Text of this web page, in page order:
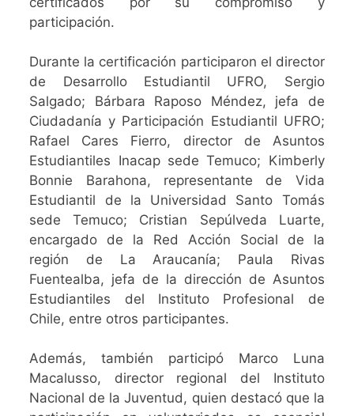
participación.
Durante la certificación participaron el director
de Desarrollo Estudiantil UFRO, Sergio
Salgado; Bárbara Raposo Méndez, jefa de
Ciudadanía y Participación Estudiantil UFRO;
Rafael Cares Fierro, director de Asuntos
Estudiantiles Inacap sede Temuco; Kimberly
Bonnie Barahona, representante de Vida
Estudiantil de la Universidad Santo Tomás
sede Temuco; Cristian Sepúlveda Luarte,
encargado de la Red Acción Social de la
región de La Araucanía; Paula Rivas
Fuentealba, jefa de la dirección de Asuntos
Estudiantiles del Instituto Profesional de
Chile, entre otros participantes.
Además, también participó Marco Luna
Macalusso, director regional del Instituto
Nacional de la Juventud, quien destacó que la